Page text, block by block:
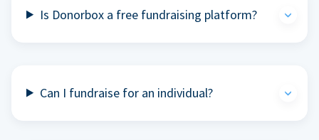
Is Donorbox a free fundraising platform?
Can I fundraise for an individual?